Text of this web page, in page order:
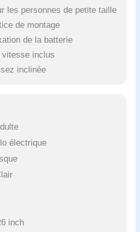
les personnes de petite taille
de montage
de la batterie
vitesse inclus
inclinée
électrique
inch